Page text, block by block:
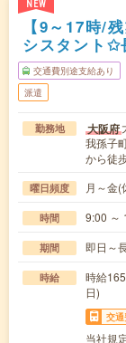
NEW
【9～17時/
シスタント✩
交通費別途支給あり
派遣
勤務地 大阪府
我孫子
から徒
曜日頻度 月～金(
時間 9:00 ～
期間 即日～
時給
時給
日)
交
当社規